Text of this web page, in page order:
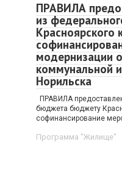
ПРАВИЛА
из
Красноярского
модернизации
коммунальной
Норильска
ПРАВИЛА
бюджета бюджету
софинансирование
Программа "Жилище"